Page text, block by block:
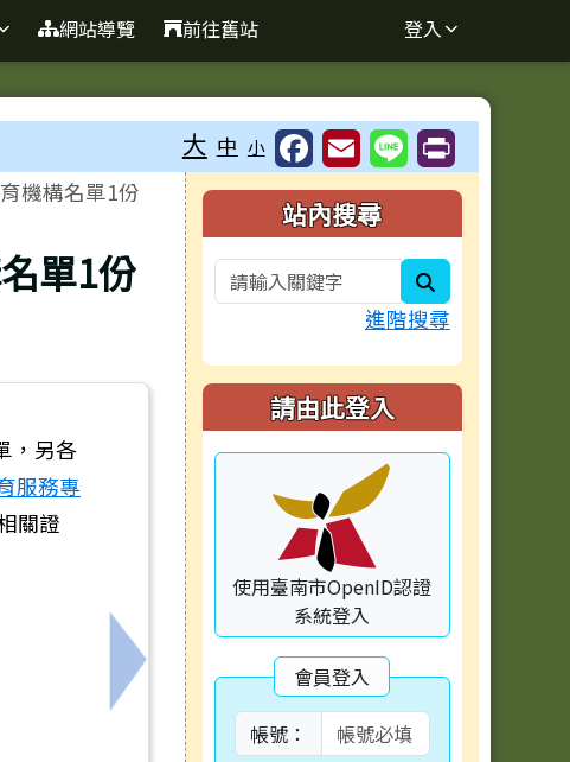
網站導覽 前往舊站 登入
大 中 小
機構名單1份
單1份
表
，另各
服務專
關證
下一筆：內政部115年「遇見心動時」單身聯
右邊區域內容
站內搜尋
進階搜尋
請由此登入
使用臺南市OpenID認證
系統登入
會員登入
帳號：